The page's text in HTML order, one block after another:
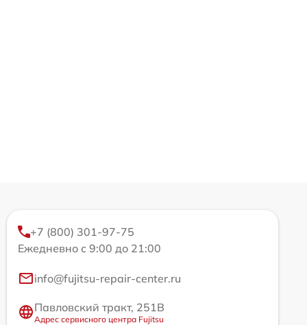
+7 (800) 301-97-75
Ежедневно с 9:00 до 21:00
info@fujitsu-repair-center.ru
Павловский тракт, 251В
Адрес сервисного центра Fujitsu